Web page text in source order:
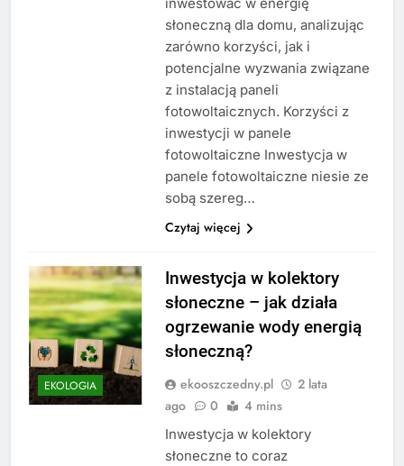
słoneczną dla domu, analizując
zarówno korzyści, jak i
potencjalne wyzwania związane
z instalacją paneli
fotowoltaicznych. Korzyści z
inwestycji w panele
fotowoltaiczne Inwestycja w
panele fotowoltaiczne niesie ze
sobą szereg…
Czytaj więcej
EKOLOGIA
Inwestycja w kolektory
słoneczne – jak działa
ogrzewanie wody energią
słoneczną?
ekooszczedny.pl
2 lata
ago
0 4 mins
Inwestycja w kolektory
słoneczne to coraz